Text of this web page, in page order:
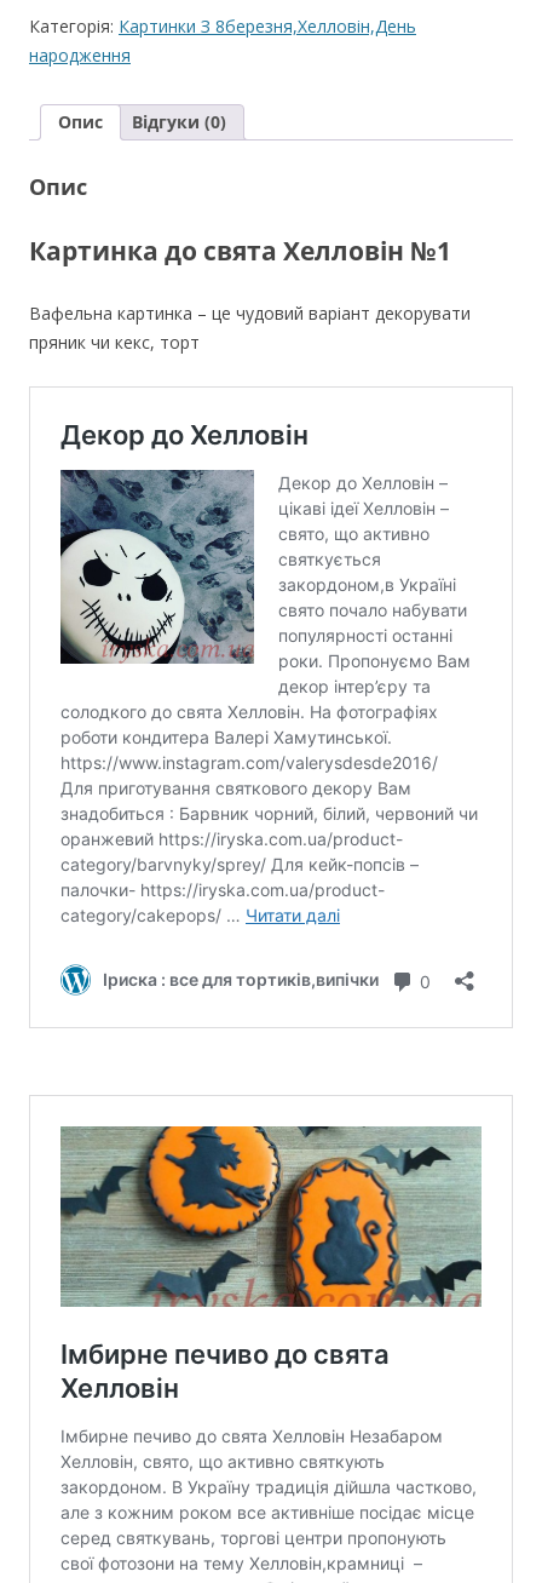
Хелловін
№1
Категорія: Картинки З 8березня,Хелловін,День
народження
Опис Відгуки (0)
Опис
Картинка до свята Хелловін №1
Вафельна картинка – це чудовий варіант декорувати
пряник чи кекс, торт